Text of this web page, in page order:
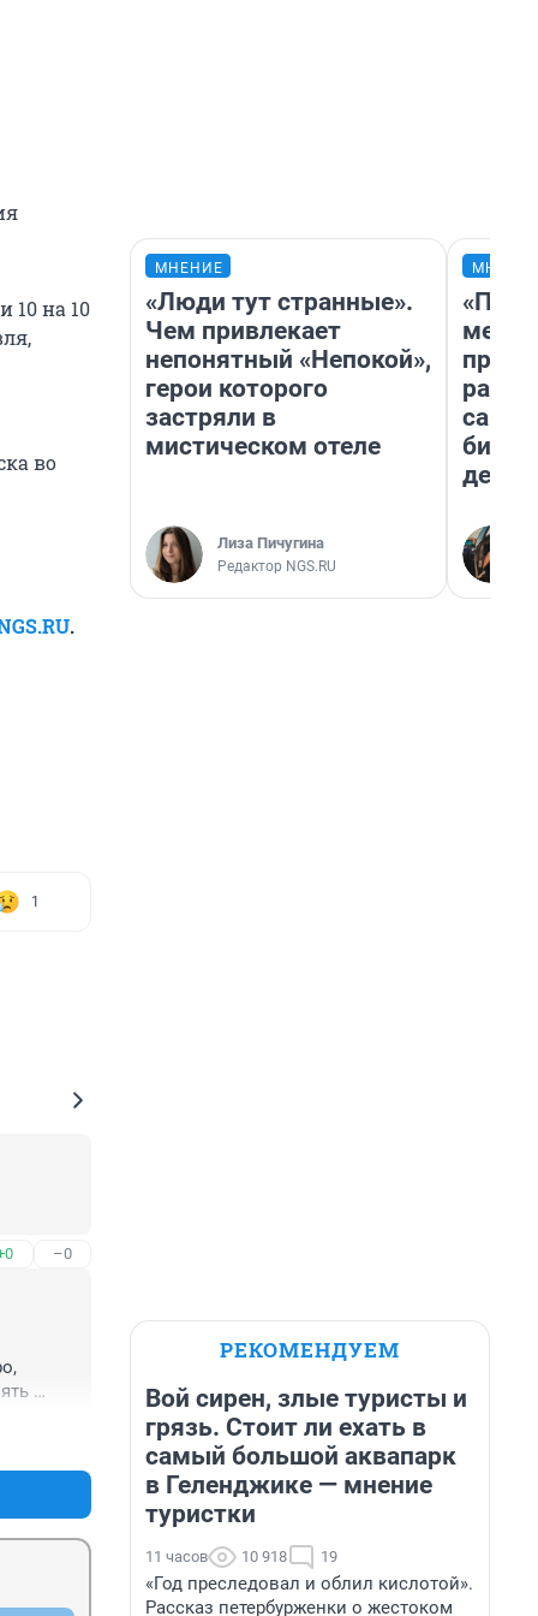
10 на 10
во
.
1
–0
МНЕНИЕ
«Люди тут странные».
Чем привлекает
непонятный «Непокой»,
герои которого
застряли в
мистическом отеле
Лиза Пичугина
Редактор NGS.RU
РЕКОМЕНДУЕМ
Вой сирен, злые туристы и
грязь. Стоит ли ехать в
самый большой аквапарк
в Геленджике — мнение
туристки
11 часов 10 918 19
«Год преследовал и облил кислотой».
Рассказ петербурженки о жестоком